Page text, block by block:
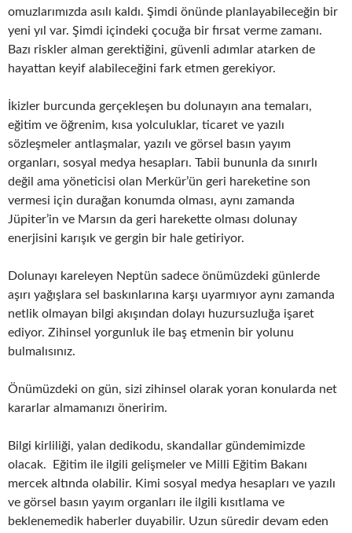
omuzlarımızda asılı kaldı. Şimdi önünde planlayabileceğin bir
yeni yıl var. Şimdi içindeki çocuğa bir fırsat verme zamanı.
Bazı riskler alman gerektiğini, güvenli adımlar atarken de
hayattan keyif alabileceğini fark etmen gerekiyor.
İkizler burcunda gerçekleşen bu dolunayın ana temaları,
eğitim ve öğrenim, kısa yolculuklar, ticaret ve yazılı
sözleşmeler antlaşmalar, yazılı ve görsel basın yayım
organları, sosyal medya hesapları. Tabii bununla da sınırlı
değil ama yöneticisi olan Merkür’ün geri hareketine son
vermesi için durağan konumda olması, aynı zamanda
Jüpiter’in ve Marsın da geri harekette olması dolunay
enerjisini karışık ve gergin bir hale getiriyor.
Dolunayı kareleyen Neptün sadece önümüzdeki günlerde
aşırı yağışlara sel baskınlarına karşı uyarmıyor aynı zamanda
netlik olmayan bilgi akışından dolayı huzursuzluğa işaret
ediyor. Zihinsel yorgunluk ile baş etmenin bir yolunu
bulmalısınız.
Önümüzdeki on gün, sizi zihinsel olarak yoran konularda net
kararlar almamanızı öneririm.
Bilgi kirliliği, yalan dedikodu, skandallar gündemimizde
olacak. Eğitim ile ilgili gelişmeler ve Milli Eğitim Bakanı
mercek altında olabilir. Kimi sosyal medya hesapları ve yazılı
ve görsel basın yayım organları ile ilgili kısıtlama ve
beklenemedik haberler duyabilir. Uzun süredir devam eden